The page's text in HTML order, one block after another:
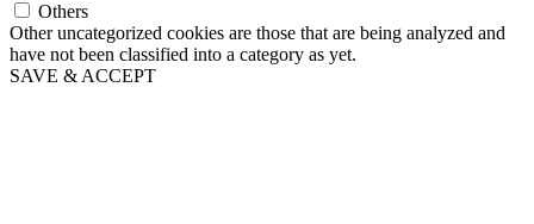
Others
Other uncategorized cookies are those that are being analyzed and
have not been classified into a category as yet.
SAVE & ACCEPT